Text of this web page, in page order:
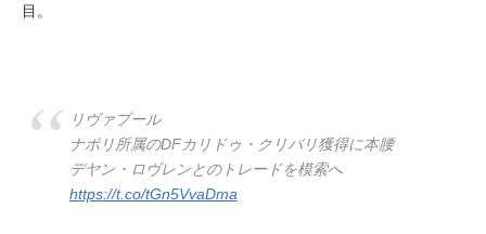
目。
リヴァプール
ナポリ所属のDFカリドゥ・クリバリ獲得に本腰
デヤン・ロヴレンとのトレードを模索へ
https://t.co/tGn5VvaDma